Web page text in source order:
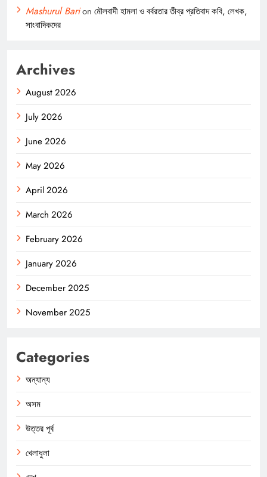
Mashurul Barion মৌলবাদী হামলা ও বর্বরতার তীব্র প্রতিবাদ কবি, লেখক,
সাংবাদিকদের
Archives
August 2026
July 2026
June 2026
May 2026
April 2026
March 2026
February 2026
January 2026
December 2025
November 2025
Categories
অন্যান্য
অসম
উত্তর পূর্ব
খেলাধুলা